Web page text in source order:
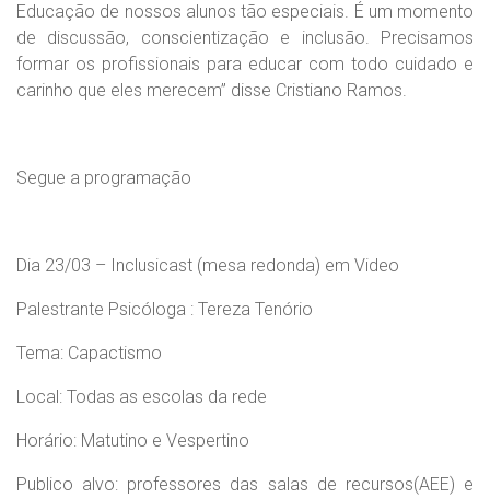
Educação de nossos alunos tão especiais. É um momento
de discussão, conscientização e inclusão. Precisamos
formar os profissionais para educar com todo cuidado e
carinho que eles merecem” disse Cristiano Ramos.
Segue a programação
Dia 23/03 – Inclusicast (mesa redonda) em Video
Palestrante Psicóloga : Tereza Tenório
Tema: Capactismo
Local: Todas as escolas da rede
Horário: Matutino e Vespertino
Publico alvo: professores das salas de recursos(AEE) e